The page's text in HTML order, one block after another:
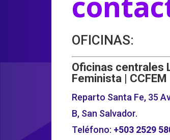
OFICINAS:
Oficinas centrales
Feminista | CCFEM
Reparto Santa Fe, 35
B, San Salvador.
Teléfono: +503 2529